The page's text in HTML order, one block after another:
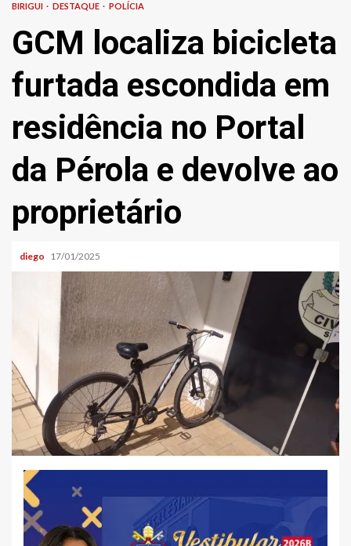
BIRIGUI DESTAQUE POLÍCIA
GCM localiza bicicleta
furtada escondida em
residência no Portal
da Pérola e devolve ao
proprietário
diego 17/01/2025